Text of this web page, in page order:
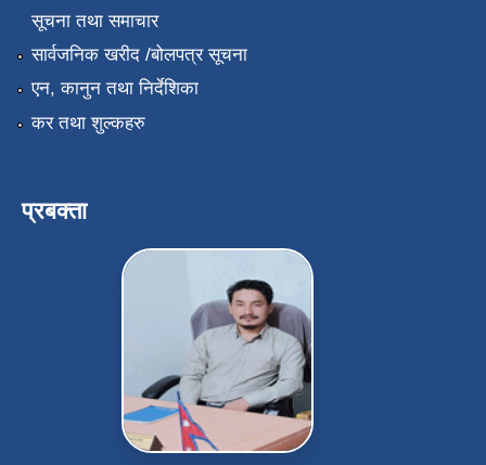
सूचना तथा समाचार
सार्वजनिक खरीद /बोलपत्र सूचना
एन, कानुन तथा निर्देशिका
कर तथा शुल्कहरु
प्रबक्ता